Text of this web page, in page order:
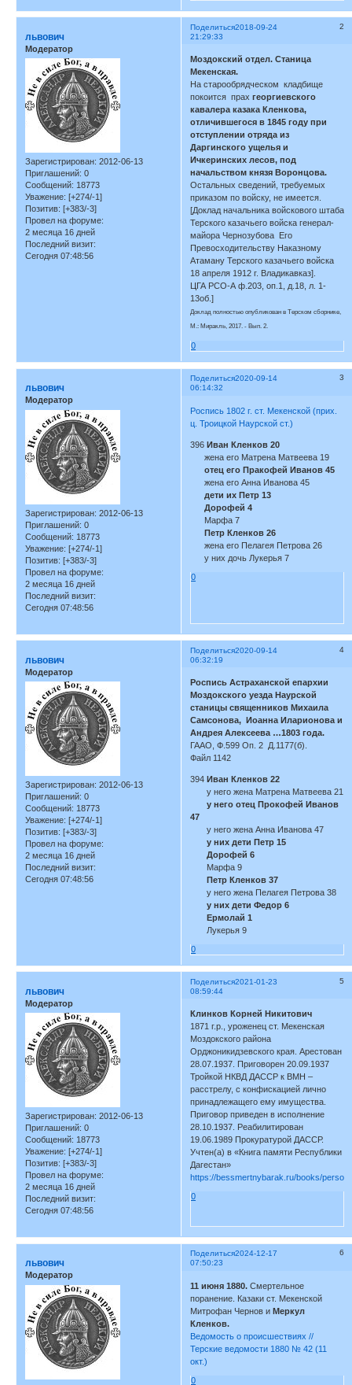
Поделиться 2
2018-09-24
21:29:33
львович
Модератор
Зарегистрирован: 2012-06-13
Приглашений: 0
Сообщений: 18773
Уважение: [+274/-1]
Позитив: [+383/-3]
Провел на форуме:
2 месяца 16 дней
Последний визит:
Сегодня 07:48:56
Моздокский отдел. Станица
Мекенская.
На старообрядческом кладбище
покоится прахгеоргиевского
кавалера казака Кленкова,
отличившегося в 1845 году при
отступлении отряда из
Даргинского ущелья и
Ичкеринских лесов, под
начальством князя Воронцова.
Остальных сведений, требуемых
приказом по войску, не имеется.
[Доклад начальника войскового штаба
Терского казачьего войска генерал-
майора Чернозубова Его
Превосходительству Наказному
Атаману Терского казачьего войска
18 апреля 1912 г. Владикавказ].
ЦГА РСО-А ф.203, оп.1, д.18, л. 1-
13об.]
Доклад полностью опубликован в Терском сборнике,
М.: Миракль, 2017. - Вып. 2.
0
Поделиться 3
2020-09-14
06:14:32
львович
Модератор
Зарегистрирован: 2012-06-13
Приглашений: 0
Сообщений: 18773
Уважение: [+274/-1]
Позитив: [+383/-3]
Провел на форуме:
2 месяца 16 дней
Последний визит:
Сегодня 07:48:56
Роспись 1802 г. ст. Мекенской (прих.
ц. Троицкой Наурской ст.)
396Иван Кленков 20
жена его Матрена Матвеева 19
отец его Пракофей Иванов 45
жена его Анна Иванова 45
дети их Петр 13
Дорофей 4
Марфа 7
Петр Кленков 26
жена его Пелагея Петрова 26
у них дочь Лукерья 7
0
Поделиться 4
2020-09-14
06:32:19
львович
Модератор
Зарегистрирован: 2012-06-13
Приглашений: 0
Сообщений: 18773
Уважение: [+274/-1]
Позитив: [+383/-3]
Провел на форуме:
2 месяца 16 дней
Последний визит:
Сегодня 07:48:56
Роспись Астраханской епархии
Моздокского уезда Наурской
станицы священников Михаила
Самсонова, Иоанна Иларионова и
Андрея Алексеева …1803 года.
ГААО, Ф.599 Оп. 2 Д.1177(б).
Файл 1142
394Иван Кленков 22
у него жена Матрена Матвеева 21
у него отец Прокофей Иванов
47
у него жена Анна Иванова 47
у них дети Петр 15
Дорофей 6
Марфа 9
Петр Кленков 37
у него жена Пелагея Петрова 38
у них дети Федор 6
Ермолай 1
Лукерья 9
0
Поделиться 5
2021-01-23
08:59:44
львович
Модератор
Зарегистрирован: 2012-06-13
Приглашений: 0
Сообщений: 18773
Уважение: [+274/-1]
Позитив: [+383/-3]
Провел на форуме:
2 месяца 16 дней
Последний визит:
Сегодня 07:48:56
Клинков Корней Никитович
1871 г.р., уроженец ст. Мекенская
Моздокского района
Орджоникидзевского края. Арестован
28.07.1937. Приговорен 20.09.1937
Тройкой НКВД ДАССР к ВМН –
расстрелу, с конфискацией лично
принадлежащего ему имущества.
Приговор приведен в исполнение
28.10.1937. Реабилитирован
19.06.1989 Прокуратурой ДАССР.
Учтен(а) в «Книга памяти Республики
Дагестан»
https://bessmertnybarak.ru/books/person/
0
Поделиться 6
2024-12-17
07:50:23
львович
Модератор
11 июня 1880. Смертельное
поранение. Казаки ст. Мекенской
Митрофан Чернов иМеркул
Кленков.
Ведомость о происшествиях //
Терские ведомости 1880 № 42 (11
окт.)
0